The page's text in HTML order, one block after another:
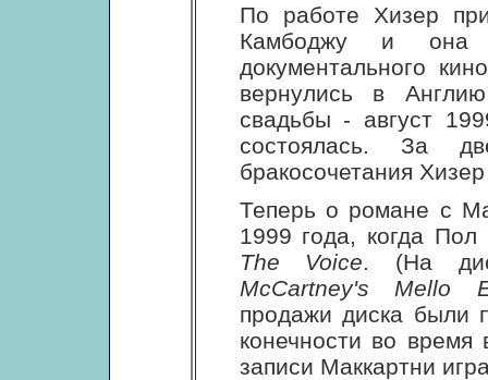
По работе Хизер
Камбоджу и она
документального
вернулись в
свадьбы - август
состоялась. За
бракосочетания
Теперь о романе с
1999 года, когда Пол
The Voice . (На
McCartney's Mello
продажи диска были
конечности во
записи Маккартни